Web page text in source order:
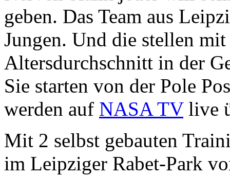
geben. Das Team aus
Jungen. Und die stellen
Altersdurchschnitt in der
Sie starten von der Pole
werden auf NASA TVlive
Mit 2 selbst gebauten
im Leipziger Rabet-Park